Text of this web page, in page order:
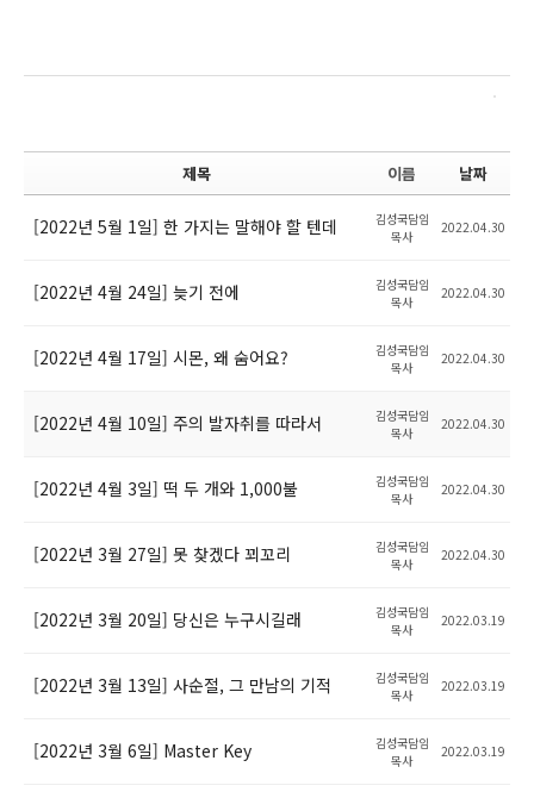
제목 이름 날짜
[2022년 5월 1일] 한 가지는 말해야 할 텐데
김성국담임
목사
2022.04.30
[2022년 4월 24일] 늦기 전에
김성국담임
목사
2022.04.30
[2022년 4월 17일] 시몬, 왜 숨어요?
김성국담임
목사
2022.04.30
[2022년 4월 10일] 주의 발자취를 따라서
김성국담임
목사
2022.04.30
[2022년 4월 3일] 떡 두 개와 1,000불
김성국담임
목사
2022.04.30
[2022년 3월 27일] 못 찾겠다 꾀꼬리
김성국담임
목사
2022.04.30
[2022년 3월 20일] 당신은 누구시길래
김성국담임
목사
2022.03.19
[2022년 3월 13일] 사순절, 그 만남의 기적
김성국담임
목사
2022.03.19
[2022년 3월 6일] Master Key
김성국담임
목사
2022.03.19